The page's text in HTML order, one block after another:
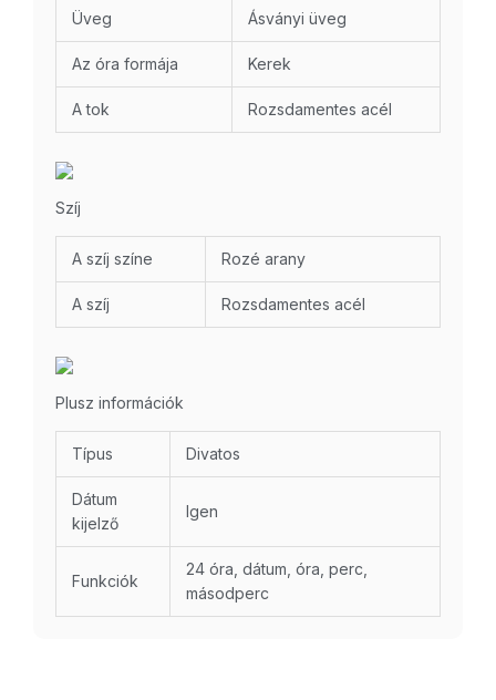
Üveg Ásványi üveg
Az óra formája Kerek
A tok Rozsdamentes acél
Szíj
A szíj színe Rozé arany
A szíj Rozsdamentes acél
Plusz információk
Típus Divatos
Dátum
kijelző
Igen
Funkciók
24 óra, dátum, óra, perc,
másodperc